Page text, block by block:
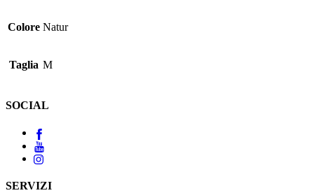
Colore Natur
Taglia M
SOCIAL
SERVIZI